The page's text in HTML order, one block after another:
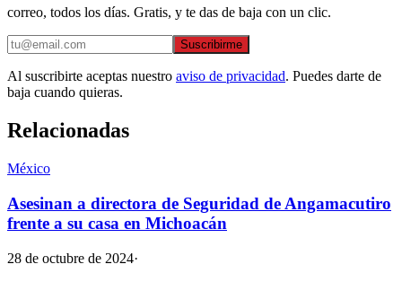
correo, todos los días. Gratis, y te das de baja con un clic.
Suscribirme
Al suscribirte aceptas nuestro aviso de privacidad. Puedes darte de
baja cuando quieras.
Relacionadas
México
Asesinan a directora de Seguridad de Angamacutiro
frente a su casa en Michoacán
28 de octubre de 2024·